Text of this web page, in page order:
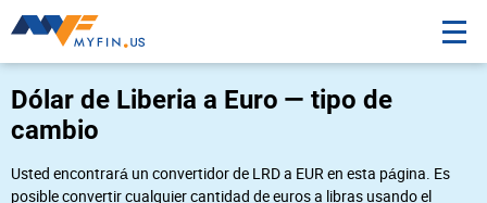
Dólar de Liberia a Euro — tipo de
cambio
Usted encontrará un convertidor de LRD a EUR en esta página. Es
posible convertir cualquier cantidad de euros a libras usando el